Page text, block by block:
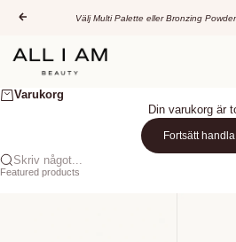
FöregåendeVälj Multi Palette eller Bronzing
Varukorg
Din varukorg är
Fortsätt handla
Skriv något...
Featured products